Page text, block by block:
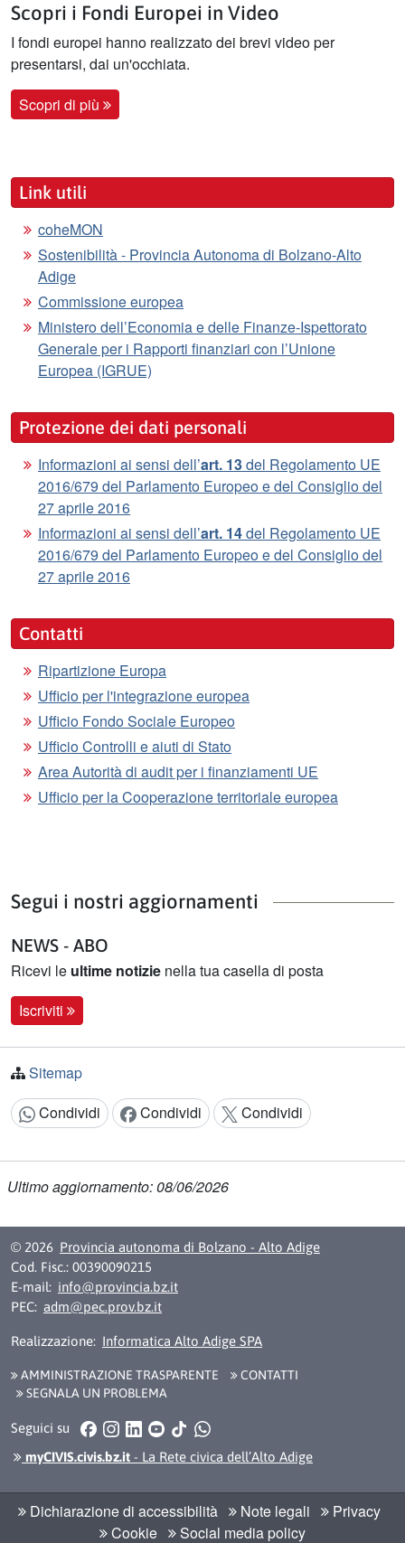
Scopri i Fondi Europei in Video
I fondi europei hanno realizzato dei brevi video per
presentarsi, dai un'occhiata.
Scopri di più
Link utili
coheMON
Sostenibilità - Provincia Autonoma di Bolzano-Alto
Adige
Commissione europea
Ministero dell’Economia e delle Finanze-Ispettorato
Generale per i Rapporti finanziari con l’Unione
Europea (IGRUE)
Protezione dei dati personali
Informazioni ai sensi dell’art. 13del Regolamento UE
2016/679 del Parlamento Europeo e del Consiglio del
27 aprile 2016
Informazioni ai sensi dell’art. 14del Regolamento UE
2016/679 del Parlamento Europeo e del Consiglio del
27 aprile 2016
Contatti
Ripartizione Europa
Ufficio per l'integrazione europea
Ufficio Fondo Sociale Europeo
Ufficio Controlli e aiuti di Stato
Area Autorità di audit per i finanziamenti UE
Ufficio per la Cooperazione territoriale europea
Segui i nostri aggiornamenti
NEWS - ABO
Ricevi le ultime notizie nella tua casella di posta
Iscriviti
Sitemap
Condividi:
Condividi Condividi Condividi
Ultimo aggiornamento: 08/06/2026
© 2026 Provincia autonoma di Bolzano - Alto Adige
Cod. Fisc.: 00390090215
E-mail: info@provincia.bz.it
PEC: adm@pec.prov.bz.it
Realizzazione: Informatica Alto Adige SPA
AMMINISTRAZIONE TRASPARENTE
CONTATTI
SEGNALA UN PROBLEMA
Seguici su Facebook
Instagram
LinkedInYouTube
TikTokWhatsApp
myCIVIS.civis.bz.it - La Rete civica dell’Alto Adige
Dichiarazione di accessibilità Note legali
Privacy
Cookie
Social media policy